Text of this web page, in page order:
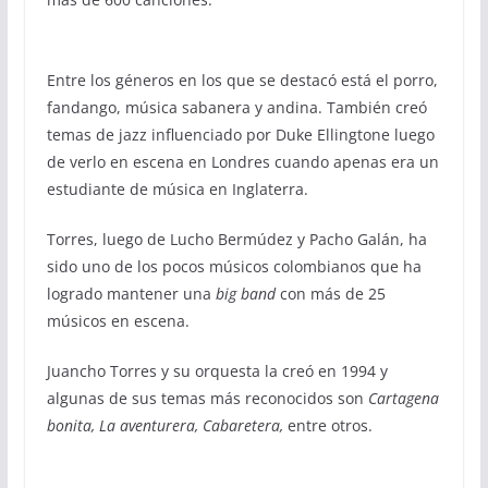
Entre los géneros en los que se destacó está el porro,
fandango, música sabanera y andina. También creó
temas de jazz influenciado por Duke Ellingtone luego
de verlo en escena en Londres cuando apenas era un
estudiante de música en Inglaterra.
Torres, luego de Lucho Bermúdez y Pacho Galán, ha
sido uno de los pocos músicos colombianos que ha
logrado mantener una big bandcon más de 25
músicos en escena.
Juancho Torres y su orquesta la creó en 1994 y
algunas de sus temas más reconocidos son Cartagena
bonita, La aventurera, Cabaretera, entre otros.